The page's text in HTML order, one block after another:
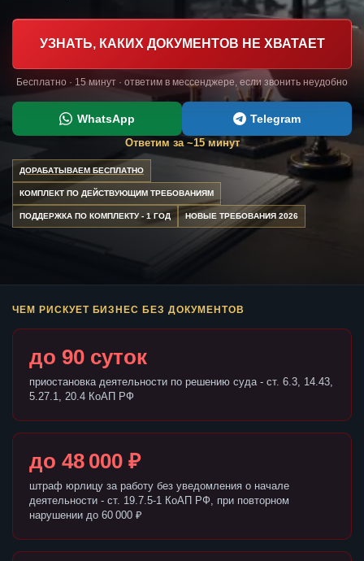
УЗНАТЬ, КАКИХ ДОКУМЕНТОВ НЕ ХВАТАЕТ
Бесплатно · 15 минут · ответим в мессенджере, если звонить неудобно
WhatsApp Telegram
Ответим за ~15 минут
ДОРАБАТЫВАЕМ БЕСПЛАТНО
КОМПЛЕКТ ПО ДЕЙСТВУЮЩИМ ТРЕБОВАНИЯМ
ПОДДЕРЖКА ПО КОМПЛЕКТУ - 1 ГОД НОВЫЕ ТРЕБОВАНИЯ 2026
ЧЕМ РИСКУЕТ БИЗНЕС БЕЗ ДОКУМЕНТОВ
до 90 суток
приостановка деятельности по решению суда - ст. 6.3, 14.43,
5.27.1, 20.4 КоАП РФ
до 48 000 ₽
штраф юрлицу за работу без уведомления о начале
деятельности - ст. 19.7.5-1 КоАП РФ, при повторном
нарушении до 60 000 ₽